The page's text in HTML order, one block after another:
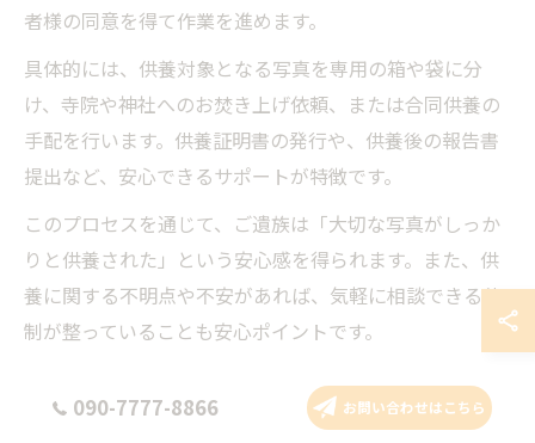
者様の同意を得て作業を進めます。
具体的には、供養対象となる写真を専用の箱や袋に分
け、寺院や神社へのお焚き上げ依頼、または合同供養の
手配を行います。供養証明書の発行や、供養後の報告書
提出など、安心できるサポートが特徴です。
このプロセスを通じて、ご遺族は「大切な写真がしっか
りと供養された」という安心感を得られます。また、供
養に関する不明点や不安があれば、気軽に相談できる体
制が整っていることも安心ポイントです。
遺品整理で品を正しく供養する具体的な手順
090-7777-8866 お問い合わせはこちら